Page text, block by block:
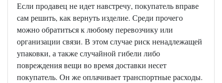
Если продавец не идет навстречу, покупатель вправе
сам решить, как вернуть изделие. Среди прочего
можно обратиться к любому перевозчику или
организации связи. В этом случае риск ненадлежащей
упаковки, а также случайной гибели либо
повреждения вещи во время доставки несет
покупатель. Он же оплачивает транспортные расходы.